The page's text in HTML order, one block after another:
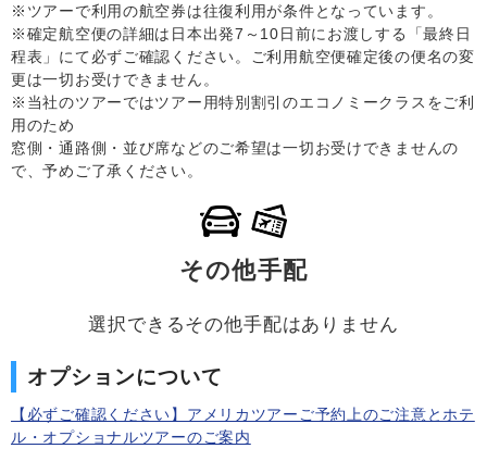
※ツアーで利用の航空券は往復利用が条件となっています。
※確定航空便の詳細は日本出発7～10日前にお渡しする「最終日
程表」にて必ずご確認ください。ご利用航空便確定後の便名の変
更は一切お受けできません。
※当社のツアーではツアー用特別割引のエコノミークラスをご利
用のため
窓側・通路側・並び席などのご希望は一切お受けできませんの
で、予めご了承ください。
その他手配
選択できるその他手配はありません
オプションについて
【必ずご確認ください】アメリカツアーご予約上のご注意とホテ
ル・オプショナルツアーのご案内